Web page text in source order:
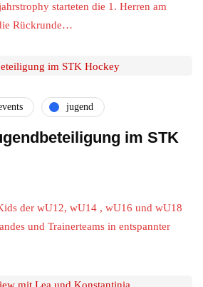
starteten die 1. Herren am
Rückrunde…
jugend
im STK
der wU12, wU14 , wU16 und wU18
und Trainerteams in entspannter